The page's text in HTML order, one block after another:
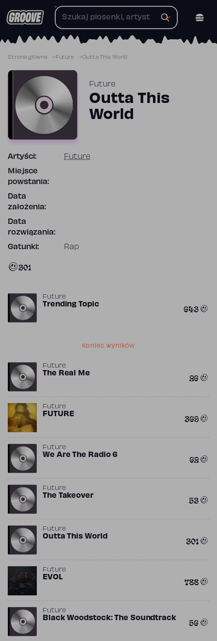
do
Strona główna Future Outta This World
Future
Outta This
World
Artyści: Future
Miejsce
powstania:
Data
założenia:
Data
rozwiązania:
Gatunki: Rap
301
Future
Trending Topic 643
Koniec wyników
Future
The Real Me 26
Future
FUTURE 369
Future
We Are The Radio 6 62
Future
The Takeover 53
Future
Outta This World 301
Future
EVOL 788
Future
Black Woodstock: The Soundtrack 56